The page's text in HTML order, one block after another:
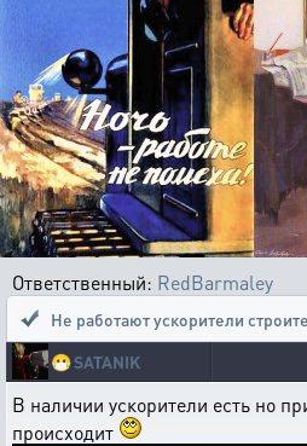
Ответственный: RedBarmaley
Не работают ускорители
😷SATANIK
В наличии ускорители есть но
происходит